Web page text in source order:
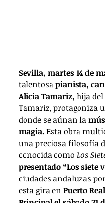
Sevilla, martes 14 de
talentosa pianista,
Alicia Tamariz, hija
Tamariz, protagoniza
donde se aúnan la
magia. Esta obra
una preciosa filosofía
conocida como Los
presentado “Los siete
ciudades andaluzas
esta gira en Puerto